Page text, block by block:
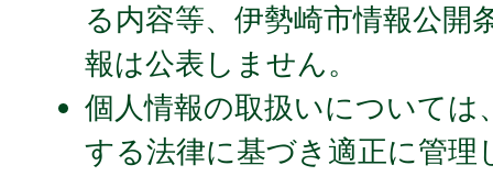
る内容等、伊勢崎市情報公開
報は公表しません。
個人情報の取扱いについては
する法律に基づき適正に管理